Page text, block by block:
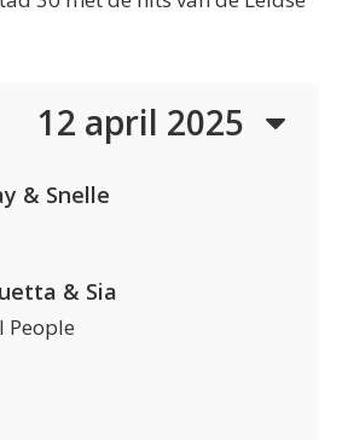
12 april 2025
& Snelle
& Sia
People